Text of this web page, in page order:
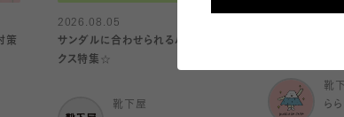
策
2026.08.05
サンダルに合わせられるパーツソッ
クス特集☆
靴下屋
靴
ら